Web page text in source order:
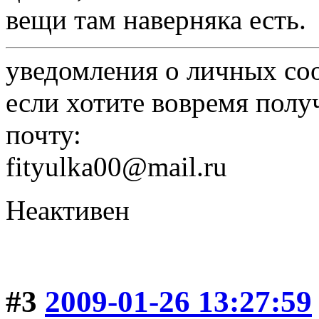
вещи там наверняка есть.
уведомления о личных
если хотите вовремя
почту:
fityulka00@mail.ru
Неактивен
#3 2009-01-26 13:27:59